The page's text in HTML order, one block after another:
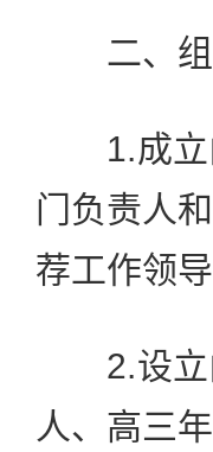
二、组
1.成立由
门负责人
荐工作领导
2.设立由
人、高三